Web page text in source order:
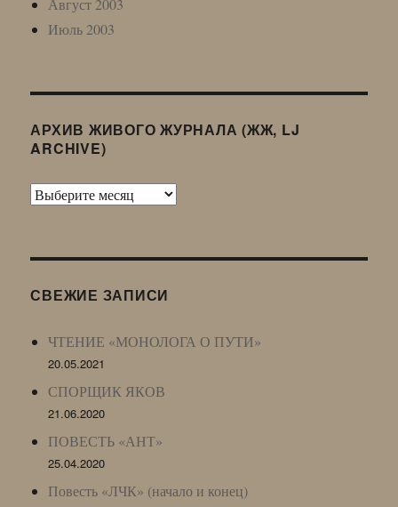
Август 2003
Июль 2003
АРХИВ ЖИВОГО ЖУРНАЛА (ЖЖ, LJ
ARCHIVE)
Архив
LJ
СВЕЖИЕ ЗАПИСИ
ЧТЕНИЕ «МОНОЛОГА О ПУТИ»
20.05.2021
СПОРЩИК ЯКОВ
21.06.2020
ПОВЕСТЬ «АНТ»
25.04.2020
Повесть «ЛЧК» (начало и конец)